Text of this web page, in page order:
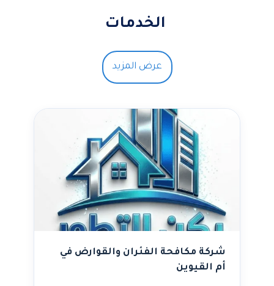
الخدمات
عرض المزيد
شركة مكافحة الفئران والقوارض في
أم القيوين